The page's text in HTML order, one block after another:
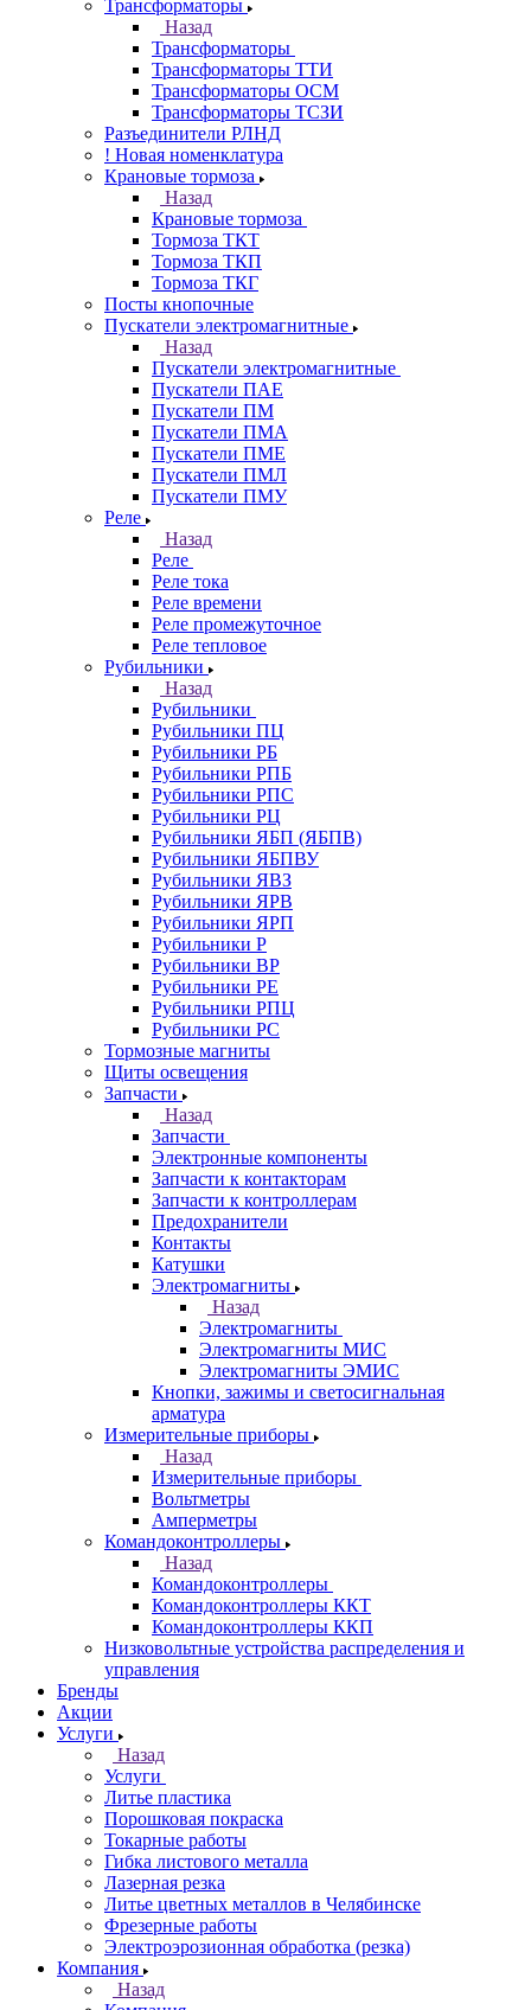
Трансформаторы
Назад
Трансформаторы
Трансформаторы ТТИ
Трансформаторы ОСМ
Трансформаторы ТСЗИ
Разъединители РЛНД
! Новая номенклатура
Крановые тормоза
Назад
Крановые тормоза
Тормоза ТКТ
Тормоза ТКП
Тормоза ТКГ
Посты кнопочные
Пускатели электромагнитные
Назад
Пускатели электромагнитные
Пускатели ПАЕ
Пускатели ПМ
Пускатели ПМА
Пускатели ПМЕ
Пускатели ПМЛ
Пускатели ПМУ
Реле
Назад
Реле
Реле тока
Реле времени
Реле промежуточное
Реле тепловое
Рубильники
Назад
Рубильники
Рубильники ПЦ
Рубильники РБ
Рубильники РПБ
Рубильники РПС
Рубильники РЦ
Рубильники ЯБП (ЯБПВ)
Рубильники ЯБПВУ
Рубильники ЯВЗ
Рубильники ЯРВ
Рубильники ЯРП
Рубильники Р
Рубильники ВР
Рубильники РЕ
Рубильники РПЦ
Рубильники РС
Тормозные магниты
Щиты освещения
Запчасти
Назад
Запчасти
Электронные компоненты
Запчасти к контакторам
Запчасти к контроллерам
Предохранители
Контакты
Катушки
Электромагниты
Назад
Электромагниты
Электромагниты МИС
Электромагниты ЭМИС
Кнопки, зажимы и светосигнальная
арматура
Измерительные приборы
Назад
Измерительные приборы
Вольтметры
Амперметры
Командоконтроллеры
Назад
Командоконтроллеры
Командоконтроллеры ККТ
Командоконтроллеры ККП
Низковольтные устройства распределения и
управления
Бренды
Акции
Услуги
Назад
Услуги
Литье пластика
Порошковая покраска
Токарные работы
Гибка листового металла
Лазерная резка
Литье цветных металлов в Челябинске
Фрезерные работы
Электроэрозионная обработка (резка)
Компания
Назад